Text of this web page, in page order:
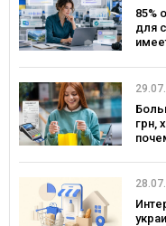
85%
для
грн,